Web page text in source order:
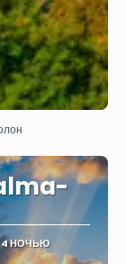
4 НОЧЬЮ